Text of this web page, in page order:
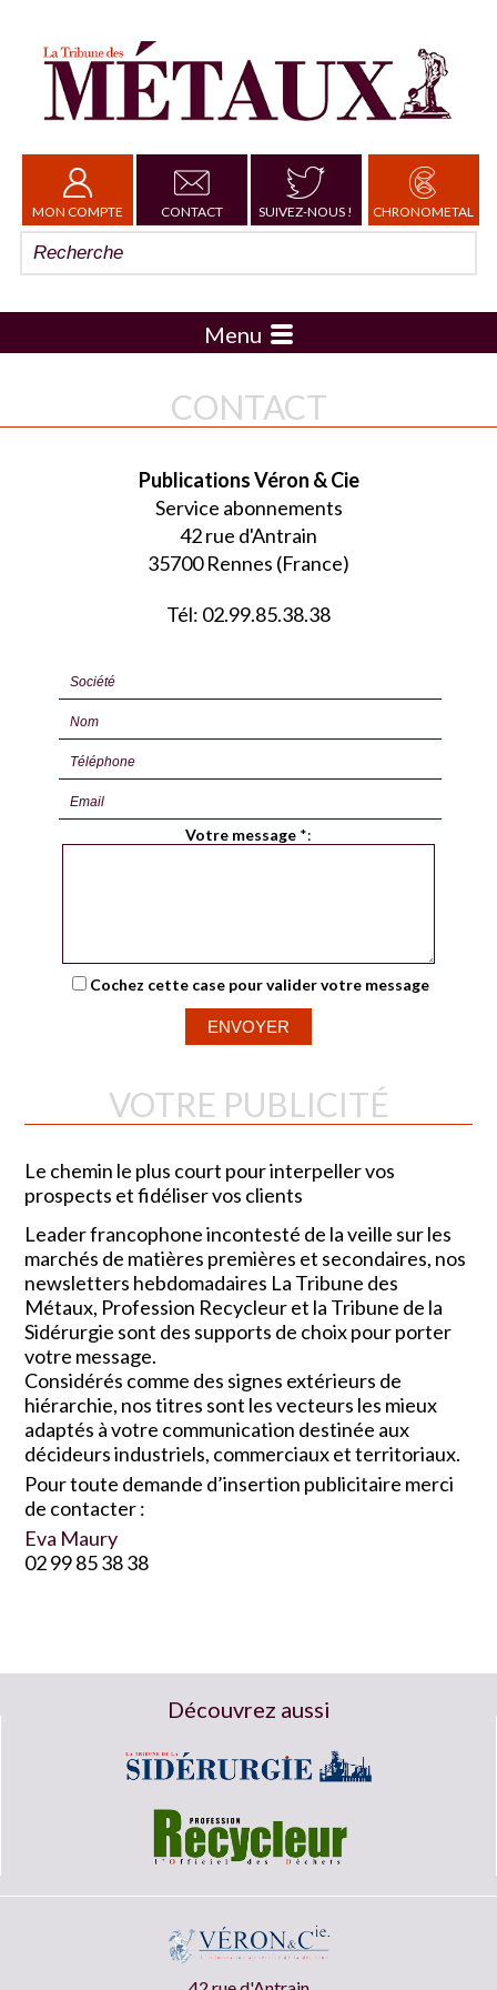
MON COMPTE CONTACT SUIVEZ-NOUS ! CHRONOMETAL
Menu
CONTACT
Publications Véron & Cie
Service abonnements
42 rue d'Antrain
35700 Rennes (France)
Tél: 02.99.85.38.38
Votre message *:
Cochez cette case pour valider votre message
VOTRE PUBLICITÉ
Le chemin le plus court pour interpeller vos
prospects et fidéliser vos clients
Leader francophone incontesté de la veille sur les
marchés de matières premières et secondaires, nos
newsletters hebdomadaires La Tribune des
Métaux, Profession Recycleur et la Tribune de la
Sidérurgie sont des supports de choix pour porter
votre message.
Considérés comme des signes extérieurs de
hiérarchie, nos titres sont les vecteurs les mieux
adaptés à votre communication destinée aux
décideurs industriels, commerciaux et territoriaux.
Pour toute demande d’insertion publicitaire merci
de contacter :
Eva Maury
02 99 85 38 38
Découvrez aussi